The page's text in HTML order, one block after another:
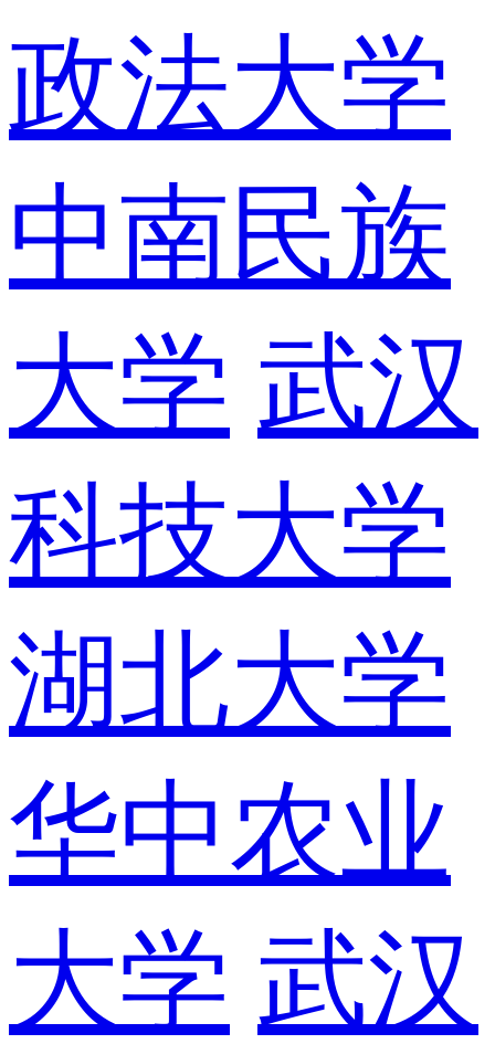
政法大学
中南民族
大学 武汉
科技大学
湖北大学
华中农业
大学 武汉